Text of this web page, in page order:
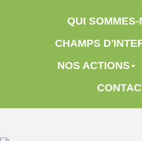
QUI SOMMES-
CHAMPS
NOS ACTIONS